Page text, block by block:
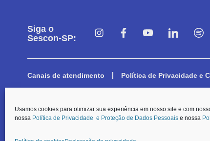
Usamos cookies para otimizar sua experiência em nosso site e com
nossa Política de Privacidade e Proteção de Dados Pessoais e nossa
Siga o
Sescon-SP:
Canais de atendimento Política de Privacidade e
© O Sescon-SP e a Aescon-SP informam que, em respeito aos
a coleta dos dados pessoais dispostos nos formulários de contato,